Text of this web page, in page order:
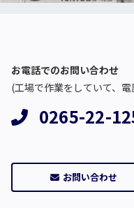
お電話でのお問い合わせ
(工場で作業をしていて、
0265-22-
お問い合わせ